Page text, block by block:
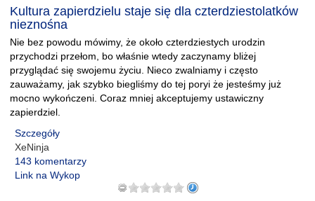
Kultura zapierdzielu staje się dla czterdziestolatków
nieznośna
Nie bez powodu mówimy, że około czterdziestych urodzin
przychodzi przełom, bo właśnie wtedy zaczynamy bliżej
przyglądać się swojemu życiu. Nieco zwalniamy i często
zauważamy, jak szybko biegliśmy do tej poryi że jesteśmy już
mocno wykończeni. Coraz mniej akceptujemy ustawiczny
zapierdziel.
Szczegóły
XeNinja
143 komentarzy
Link na Wykop